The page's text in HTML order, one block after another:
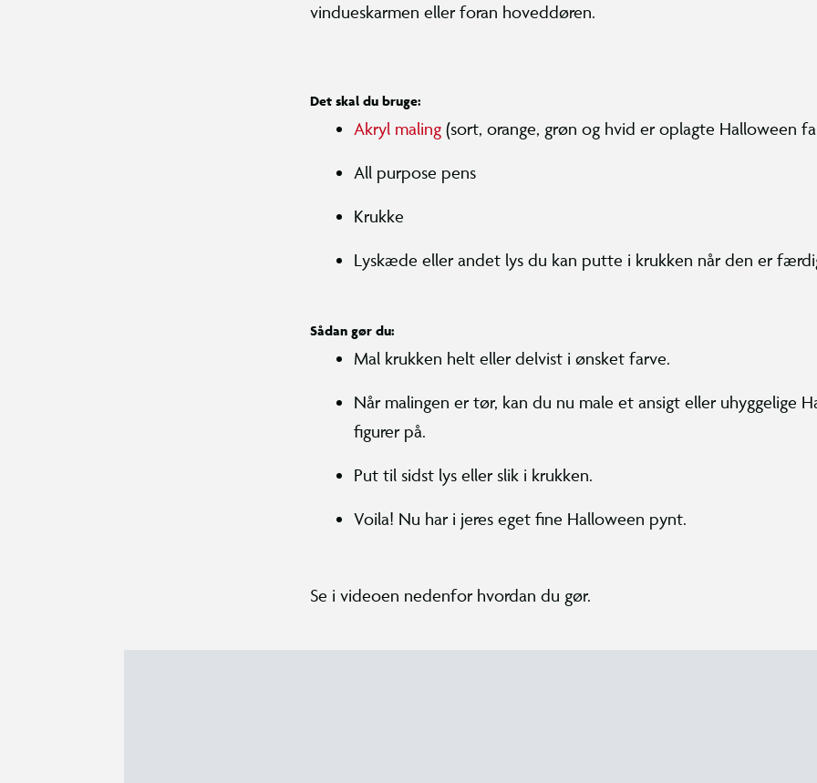
vindueskarmen eller foran hoveddøren.
Det skal du bruge:
Akryl maling (sort, orange, grøn og hvid er oplagte Halloween
All purpose pens
Krukke
Lyskæde eller andet lys du kan putte i krukken når den er
Sådan gør du:
Mal krukken helt eller delvist i ønsket farve.
Når malingen er tør, kan du nu male et ansigt eller uhyggelige
figurer på.
Put til sidst lys eller slik i krukken.
Voila! Nu har i jeres eget fine Halloween pynt.
Se i videoen nedenfor hvordan du gør.